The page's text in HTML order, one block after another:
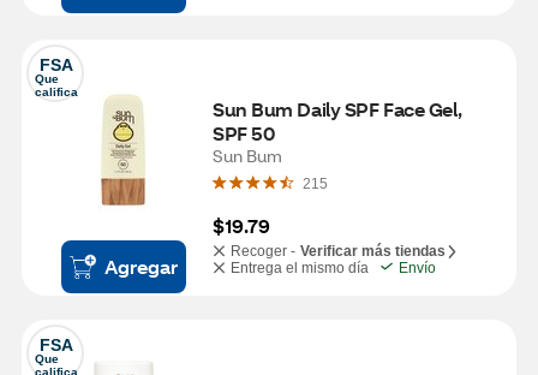
FSA
Que
califica
Agregar
Sun Bum Daily SPF Face Gel,
SPF 50
Sun Bum
215
$19.79
Recoger - Verificar más tiendas
Entrega el mismo día
Envío
FSA
Que
califica